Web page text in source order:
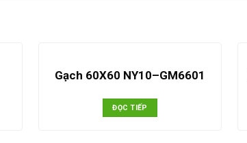
Gạch 60X60 NY10–GM6601
ĐỌC TIẾP